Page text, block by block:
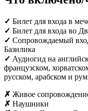
✓ Билет для входа в
✓ Билет для входа во
✓ Сопровождаемый
Базилика
✓ Аудиогид на
французском,
русском, арабском и
✗ Живое
✗ Наушники